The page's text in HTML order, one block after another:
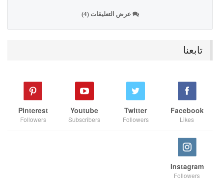
عرض التعليقات (4)
تابعنا
Facebook
Likes
Twitter
Followers
Youtube
Subscribers
Pinterest
Followers
Instagram
Followers